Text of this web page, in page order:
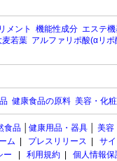
メント 機能性成分 エステ
麦若葉 アルファリポ酸(αリポ
健康食品の原料 美容・化
食品 健康用品・器具 美容
ム
プレスリリース
サ
ー
利用規約 個人情報